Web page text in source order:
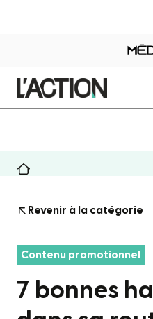
Revenir à la catégorie
Contenu promotionnel
7 bonnes